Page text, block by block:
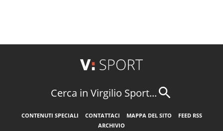
Cerca in Virgilio Sport...
CONTENUTI SPECIALI CONTATTACI MAPPA DEL SITO
FEED RSS
ARCHIVIO